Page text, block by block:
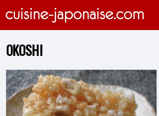
OKOSHI